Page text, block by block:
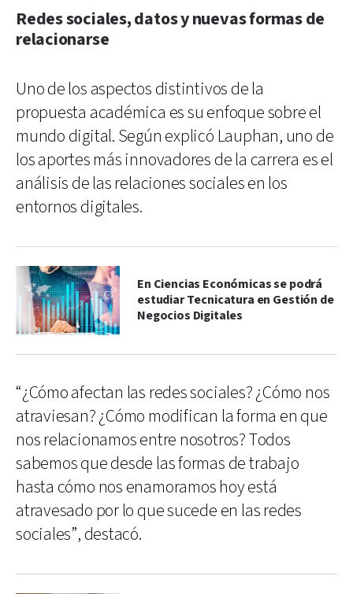
Redes sociales, datos y nuevas formas de
relacionarse
Uno de los aspectos distintivos de la
propuesta académica es su enfoque sobre el
mundo digital. Según explicó Lauphan, uno de
los aportes más innovadores de la carrera es el
análisis de las relaciones sociales en los
entornos digitales.
En Ciencias Económicas se podrá
estudiar Tecnicatura en Gestión de
Negocios Digitales
“¿Cómo afectan las redes sociales? ¿Cómo nos
atraviesan? ¿Cómo modifican la forma en que
nos relacionamos entre nosotros? Todos
sabemos que desde las formas de trabajo
hasta cómo nos enamoramos hoy está
atravesado por lo que sucede en las redes
sociales”, destacó.